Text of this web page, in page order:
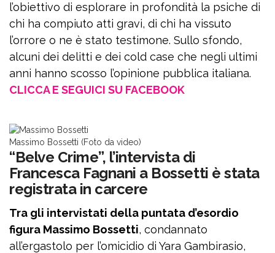
l’obiettivo di esplorare in profondità la psiche di
chi ha compiuto atti gravi, di chi ha vissuto
l’orrore o ne è stato testimone. Sullo sfondo,
alcuni dei delitti e dei cold case che negli ultimi
anni hanno scosso l’opinione pubblica italiana.
CLICCA E SEGUICI SU FACEBOOK
Massimo Bossetti (Foto da video)
“Belve Crime”, l’intervista di
Francesca Fagnani a Bossetti è stata
registrata in carcere
Tra gli intervistati della puntata d’esordio
figura Massimo Bossetti, condannato
all’ergastolo per l’omicidio di Yara Gambirasio,